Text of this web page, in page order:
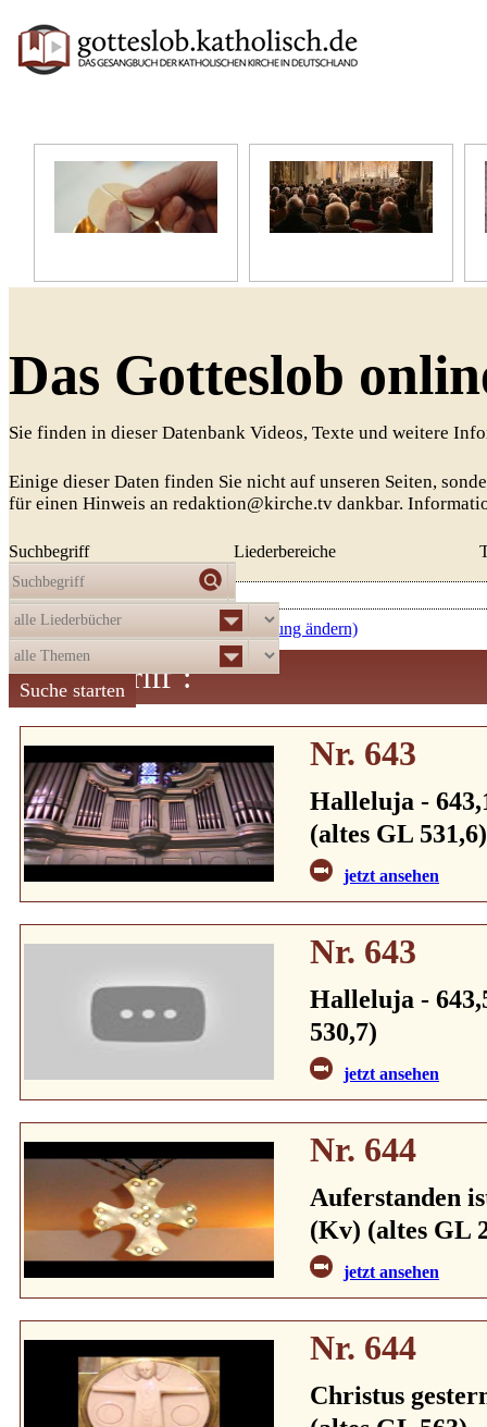
Das Gotteslob
Sie finden in dieser Datenbank Videos, Texte und weitere
Einige dieser Daten finden Sie nicht auf unseren Seiten,
für einen Hinweis an redaktion@kirche.tv dankbar.
Suchbegriff Liederbereiche
Die Auswahlergab521Treffer:
aufsteigend nach Nummer (Sortierung ändern)
Suchbegriff :
Nr. 643
Halleluja -
(altes GL 531,6)
jetzt ansehen
Nr. 643
Halleluja -
530,7)
jetzt ansehen
Nr. 644
Auferstanden
(Kv) (altes GL
jetzt ansehen
Nr. 644
Christus